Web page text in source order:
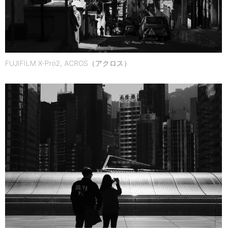
FUJIFILM X-Pro2, ACROS（アクロス）